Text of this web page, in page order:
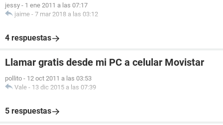
jessy - 1 ene 2011 a las 07:17
jaime - 7 mar 2018 a las 03:12
4 respuestas
Llamar gratis desde mi PC a celular Movistar
pollito - 12 oct 2011 a las 03:53
Vale - 13 dic 2015 a las 07:39
5 respuestas